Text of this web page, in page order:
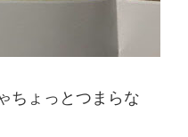
ちょっとつまらな